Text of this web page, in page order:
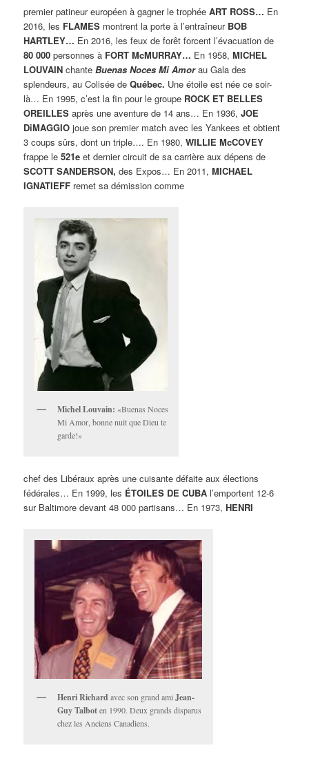
premier patineur européen à gagner le trophéeART ROSS… En
2016, les FLAMES montrent la porte à l’entraîneur BOB
HARTLEY… En 2016, les feux de forêt forcent l’évacuation de
80 000 personnes à FORT McMURRAY… En 1958,MICHEL
LOUVAIN chanteBuenas Noces Mi Amor au Gala des
splendeurs, au Colisée deQuébec. Une étoile est née ce soir-
là… En 1995, c’est la fin pour le groupe ROCK ET BELLES
OREILLES après une aventure de 14 ans… En 1936,JOE
DiMAGGIO joue son premier match avec les Yankees et obtient
3 coups sûrs, dont un triple…. En 1980,WILLIE McCOVEY
frappe le521e et dernier circuit de sa carrière aux dépens de
SCOTT SANDERSON, des Expos… En 2011,MICHAEL
IGNATIEFF remet sa démission comme
Michel Louvain: «Buenas Noces
Mi Amor, bonne nuit que Dieu te
garde!»
chef des Libéraux après une cuisante défaite aux élections
fédérales… En 1999, les ÉTOILES DE CUBA l’emportent 12-6
sur Baltimore devant 48 000 partisans… En 1973,HENRI
Henri Richard avec son grand amiJean-
Guy Talboten 1990. Deux grands disparus
chez les Anciens Canadiens.